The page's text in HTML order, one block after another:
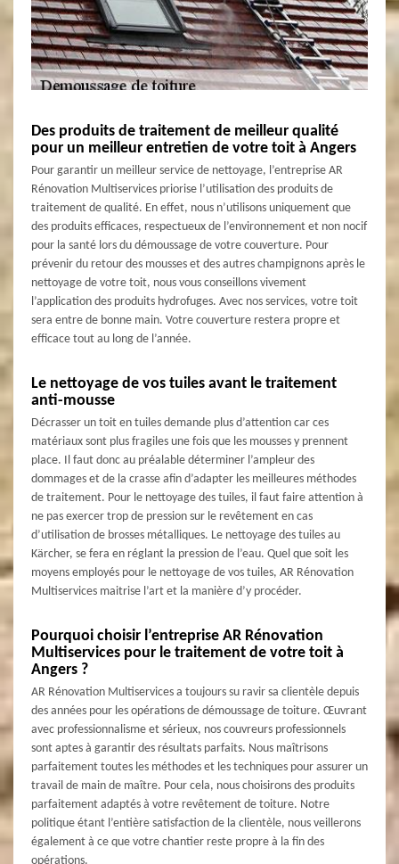
Des produits de traitement de meilleur qualité
pour un meilleur entretien de votre toit à Angers
Pour garantir un meilleur service de nettoyage, l’entreprise AR
Rénovation Multiservices priorise l’utilisation des produits de
traitement de qualité. En effet, nous n’utilisons uniquement que
des produits efficaces, respectueux de l’environnement et non nocif
pour la santé lors du démoussage de votre couverture. Pour
prévenir du retour des mousses et des autres champignons après le
nettoyage de votre toit, nous vous conseillons vivement
l’application des produits hydrofuges. Avec nos services, votre toit
sera entre de bonne main. Votre couverture restera propre et
efficace tout au long de l’année.
Le nettoyage de vos tuiles avant le traitement
anti-mousse
Décrasser un toit en tuiles demande plus d’attention car ces
matériaux sont plus fragiles une fois que les mousses y prennent
place. Il faut donc au préalable déterminer l’ampleur des
dommages et de la crasse afin d’adapter les meilleures méthodes
de traitement. Pour le nettoyage des tuiles, il faut faire attention à
ne pas exercer trop de pression sur le revêtement en cas
d’utilisation de brosses métalliques. Le nettoyage des tuiles au
Kärcher, se fera en réglant la pression de l’eau. Quel que soit les
moyens employés pour le nettoyage de vos tuiles, AR Rénovation
Multiservices maitrise l’art et la manière d’y procéder.
Pourquoi choisir l’entreprise AR Rénovation
Multiservices pour le traitement de votre toit à
Angers ?
AR Rénovation Multiservices a toujours su ravir sa clientèle depuis
des années pour les opérations de démoussage de toiture. Œuvrant
avec professionnalisme et sérieux, nos couvreurs professionnels
sont aptes à garantir des résultats parfaits. Nous maîtrisons
parfaitement toutes les méthodes et les techniques pour assurer un
travail de main de maître. Pour cela, nous choisirons des produits
parfaitement adaptés à votre revêtement de toiture. Notre
politique étant l’entière satisfaction de la clientèle, nous veillerons
également à ce que votre chantier reste propre à la fin des
opérations.